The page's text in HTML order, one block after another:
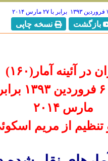
بازگشت نسخه چاپی
در آئینه آمار(۱۶۰)
مارس ۲۰۱۴
تنظيم از مريم